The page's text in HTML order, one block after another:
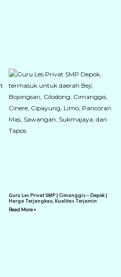
Guru Les Privat SMP | Cimanggis – Depok |
Harga Terjangkau, Kualitas Terjamin
Read More »